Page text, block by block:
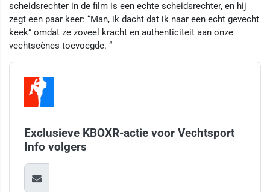
scheidsrechter in de film is een echte scheidsrechter, en hij
zegt een paar keer: “Man, ik dacht dat ik naar een echt gevecht
keek” omdat ze zoveel kracht en authenticiteit aan onze
vechtscènes toevoegde. “
Exclusieve KBOXR-actie voor Vechtsport
Info volgers